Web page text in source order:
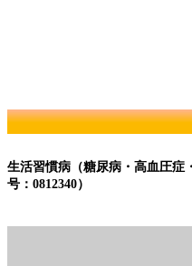
生活習慣病（糖尿病・高血圧症
号：0812340）